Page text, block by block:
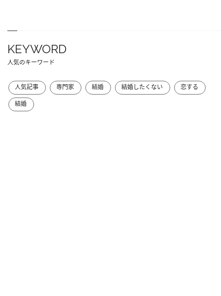
KEYWORD
人気のキーワード
人気記事 専門家 結婚 結婚したくない
恋する
結婚